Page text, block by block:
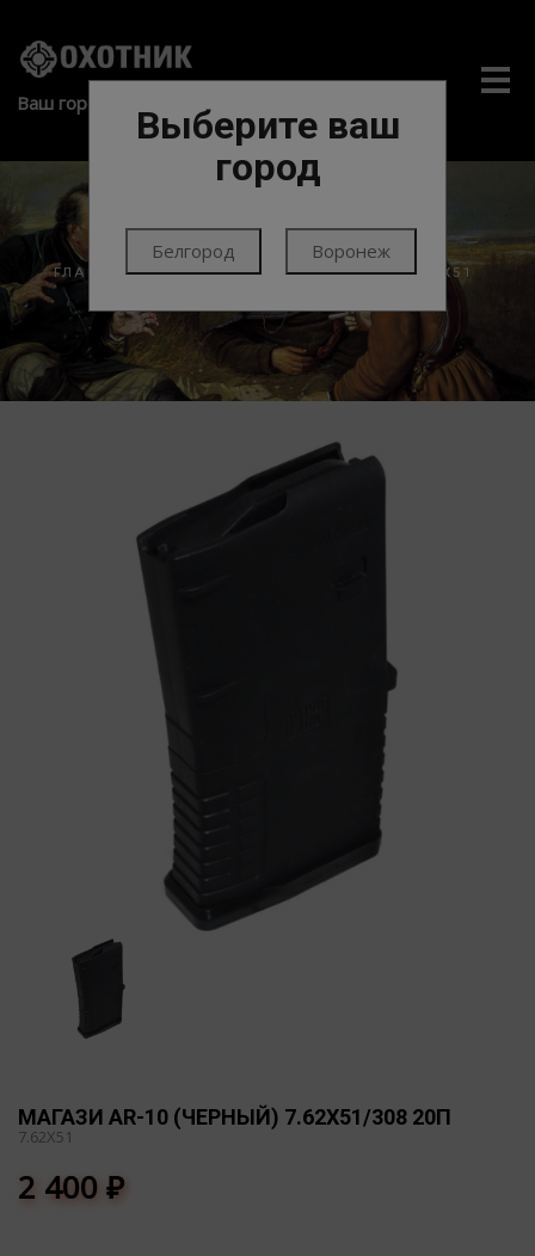
Ваш город:
Выберите ваш
город
Белгород Воронеж
ГЛАВНАЯ ЭКИПИРОВКА МАГАЗИНЫ 7.62Х51
МАГАЗИ AR-10 (ЧЕРНЫЙ) 7.62Х51/308 20П
7.62Х51
2 400₽